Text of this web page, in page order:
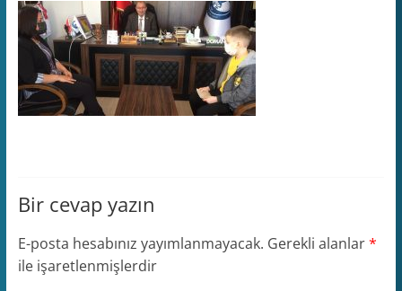
Bir cevap yazın
E-posta hesabınız yayımlanmayacak. Gerekli alanlar*
ile işaretlenmişlerdir